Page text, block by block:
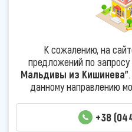
К сожалению, на
предложений по запросу
Мальдивы из Кишинева"
данному направлению
+38